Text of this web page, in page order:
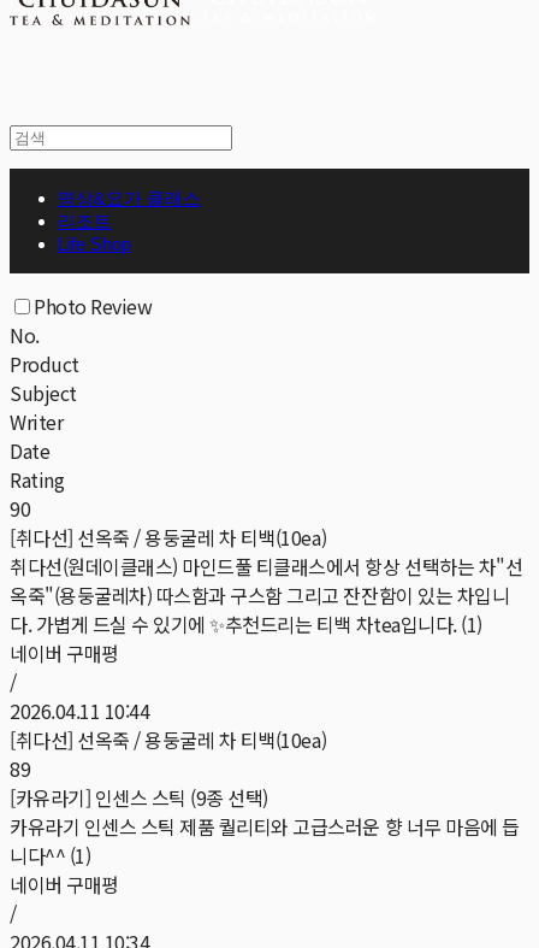
명상&요가 클래스
리조트
Life Shop
Photo Review
No.
Product
Subject
Writer
Date
Rating
90
[취다선] 선옥죽 / 용둥굴레 차 티백(10ea)
취다선(원데이클래스) 마인드풀 티클래스에서 항상 선택하는 차"선
옥죽"(용둥굴레차) 따스함과 구스함 그리고 잔잔함이 있는 차입니
다. 가볍게 드실 수 있기에 ✨️추천드리는 티백 차tea입니다. (1)
네이버 구매평
/
2026.04.11 10:44
[취다선] 선옥죽 / 용둥굴레 차 티백(10ea)
89
[카유라기] 인센스 스틱 (9종 선택)
카유라기 인센스 스틱 제품 퀄리티와 고급스러운 향 너무 마음에 듭
니다^^ (1)
네이버 구매평
/